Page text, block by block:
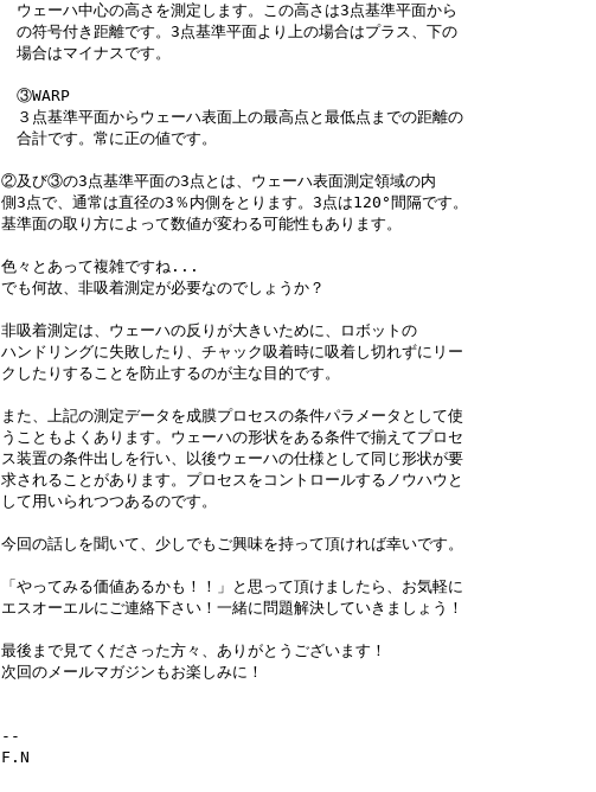
ウェーハ中心の高さを測定します。この高さは3点基準平面から
の符号付き距離です。3点基準平面より上の場合はプラス、下の
場合はマイナスです。
③WARP
３点基準平面からウェーハ表面上の最高点と最低点までの距離の
合計です。常に正の値です。
②及び③の3点基準平面の3点とは、ウェーハ表面測定領域の内
側3点で、通常は直径の3％内側をとります。3点は120°間隔です。
基準面の取り方によって数値が変わる可能性もあります。
色々とあって複雑ですね...
でも何故、非吸着測定が必要なのでしょうか？
非吸着測定は、ウェーハの反りが大きいために、ロボットの
ハンドリングに失敗したり、チャック吸着時に吸着し切れずにリー
クしたりすることを防止するのが主な目的です。
また、上記の測定データを成膜プロセスの条件パラメータとして使
うこともよくあります。ウェーハの形状をある条件で揃えてプロセ
ス装置の条件出しを行い、以後ウェーハの仕様として同じ形状が要
求されることがあります。プロセスをコントロールするノウハウと
して用いられつつあるのです。
今回の話しを聞いて、少しでもご興味を持って頂ければ幸いです。
「やってみる価値あるかも！！」と思って頂けましたら、お気軽に
エスオーエルにご連絡下さい！一緒に問題解決していきましょう！
最後まで見てくださった方々、ありがとうございます！
次回のメールマガジンもお楽しみに！
--